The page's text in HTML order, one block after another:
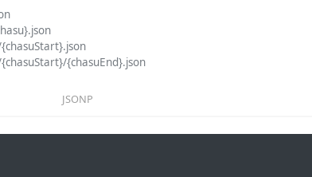
{chasuEnd}.json
JSONP